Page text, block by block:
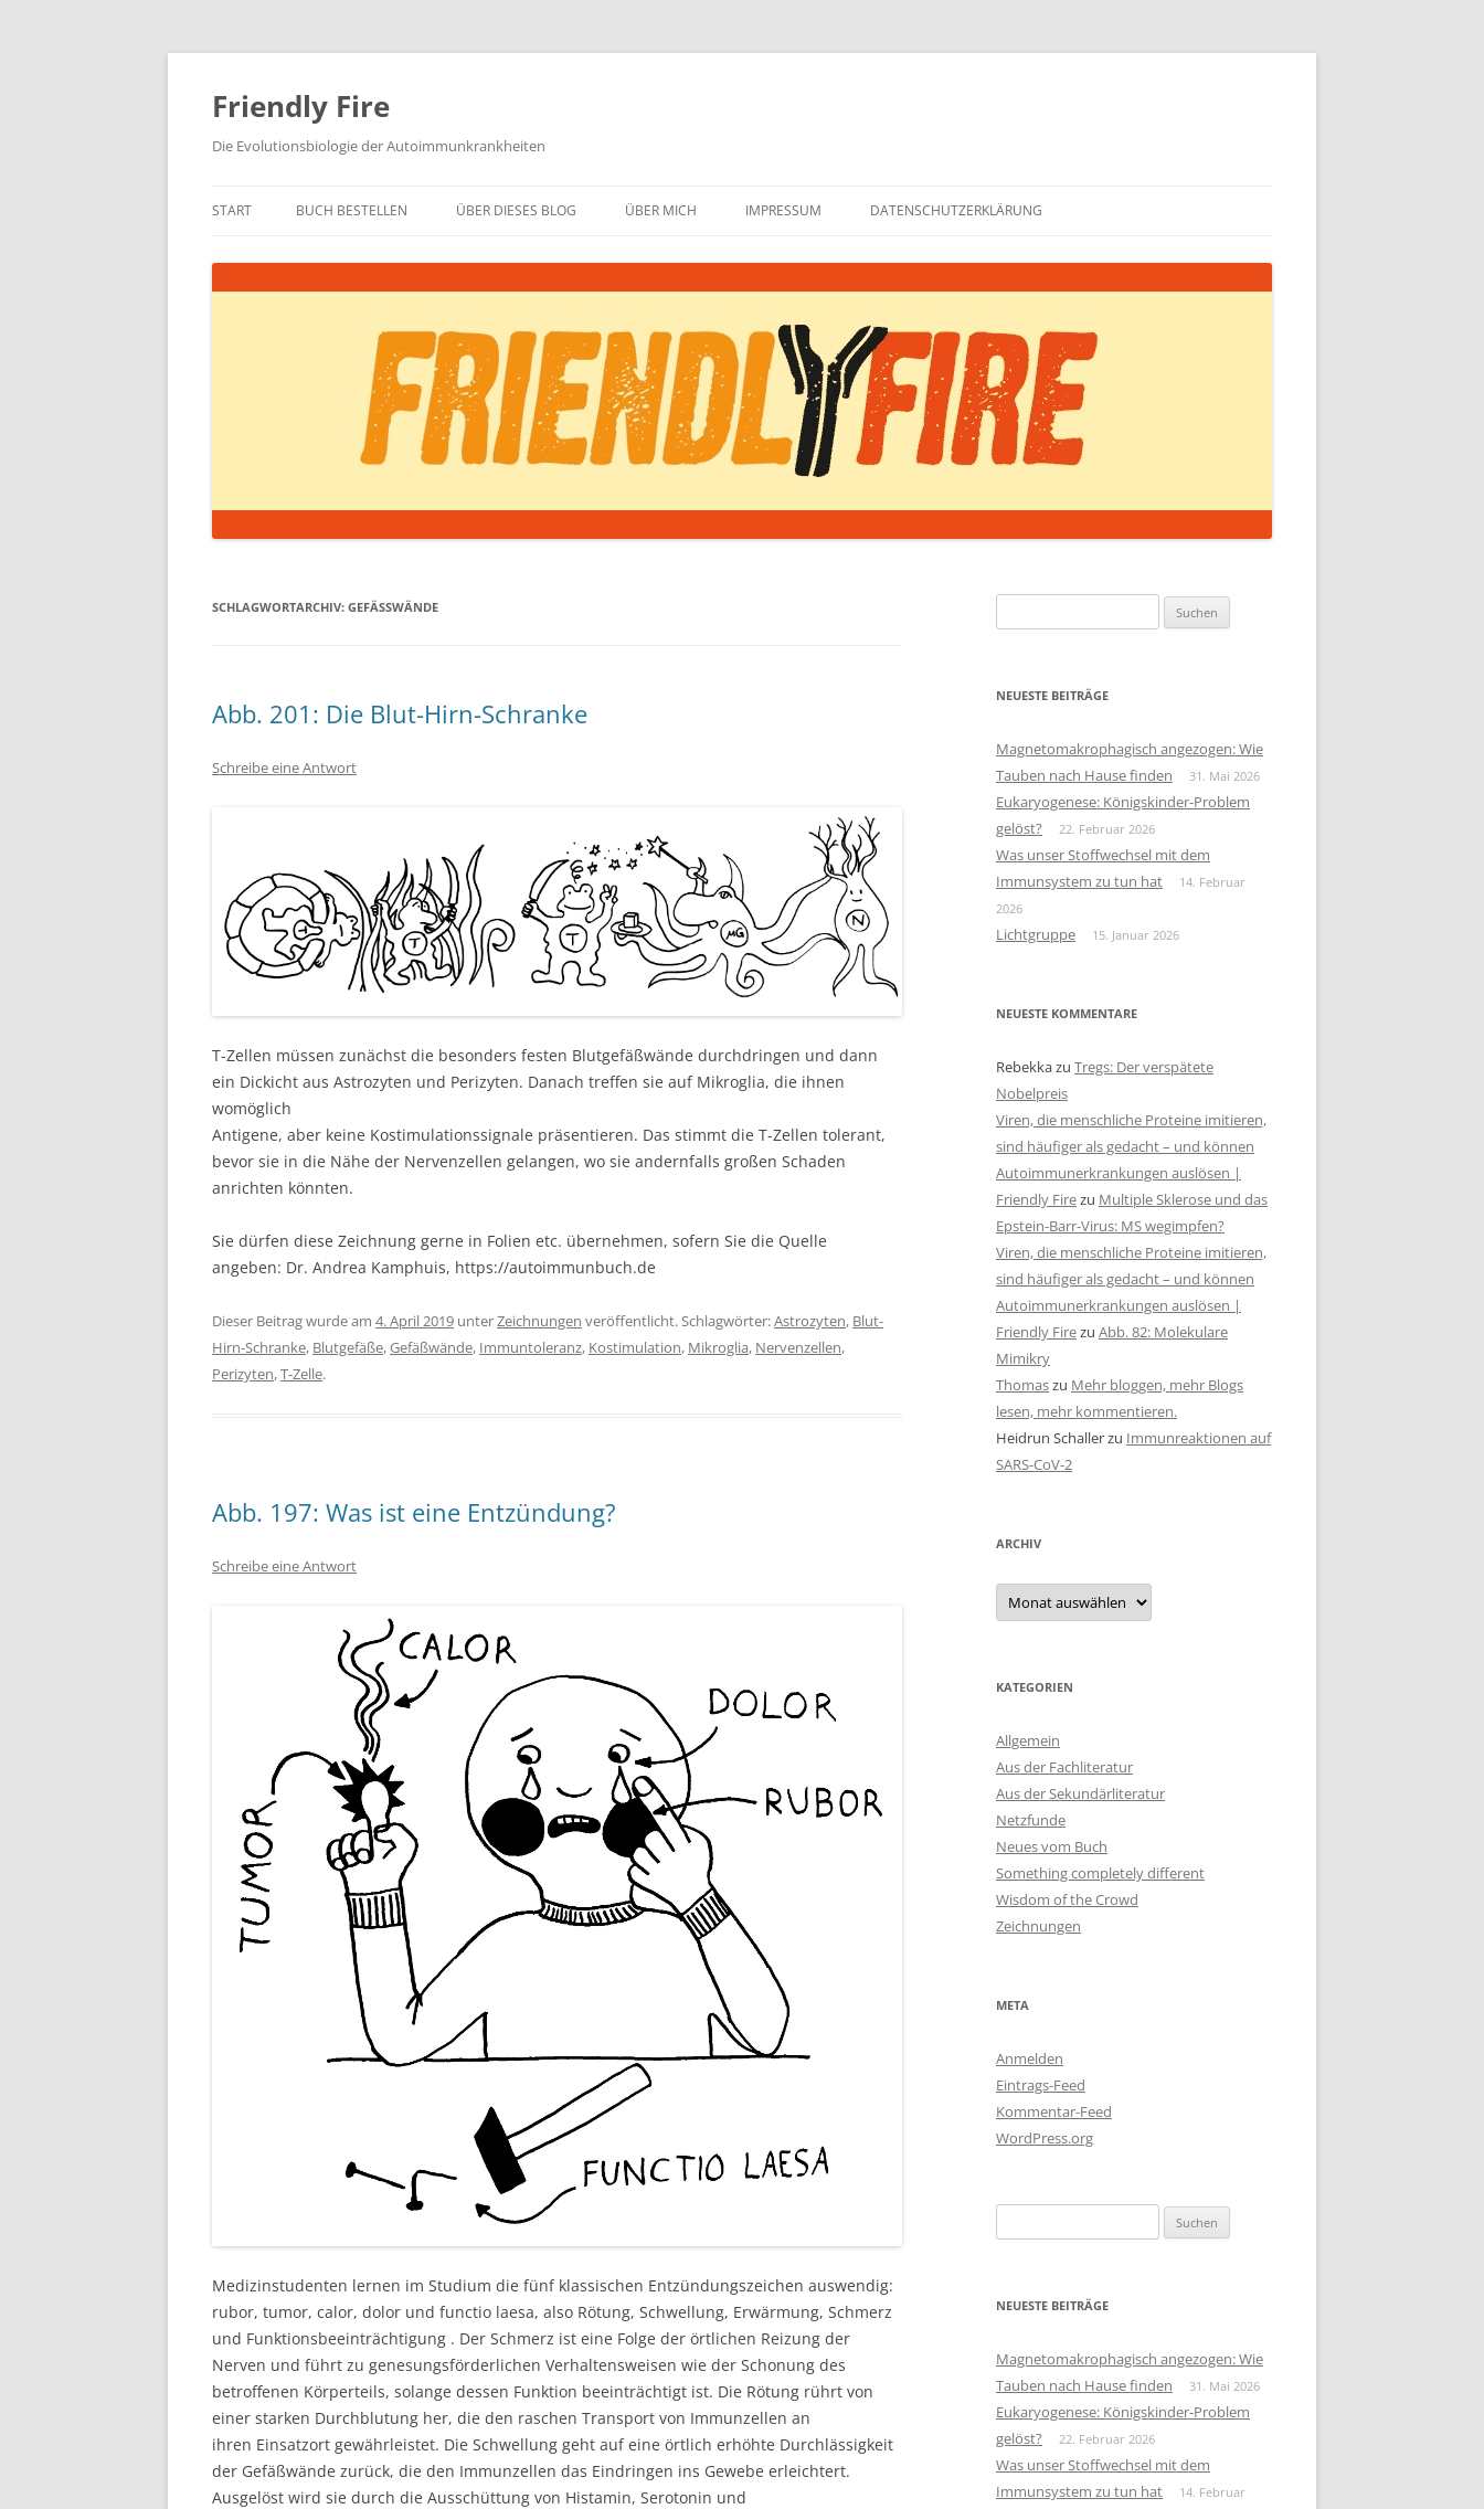
Zum
springen
Friendly Fire
Die Evolutionsbiologie der Autoimmunkrankheiten
START BUCH BESTELLEN ÜBER DIESES BLOG ÜBER MICH IMPRESSUM DATENSCHUTZERKLÄRUNG
SCHLAGWORTARCHIV: GEFÄSSWÄNDE
Abb. 201: Die Blut-Hirn-Schranke
Schreibe eine Antwort
T-Zellen müssen zunächst die besonders festen Blutgefäßwände durchdringen und dann
ein Dickicht aus Astrozyten und Perizyten. Danach treffen sie auf Mikroglia, die ihnen
womöglich
Antigene, aber keine Kostimulationssignale präsentieren. Das stimmt die T-Zellen tolerant,
bevor sie in die Nähe der Nervenzellen gelangen, wo sie andernfalls großen Schaden
anrichten könnten.
Sie dürfen diese Zeichnung gerne in Folien etc. übernehmen, sofern Sie die Quelle
angeben: Dr. Andrea Kamphuis, https://autoimmunbuch.de
Dieser Beitrag wurde am 4. April 2019 unterZeichnungen veröffentlicht. Schlagwörter:Astrozyten, Blut-
Hirn-Schranke, Blutgefäße,Gefäßwände, Immuntoleranz, Kostimulation, Mikroglia, Nervenzellen,
Perizyten,T-Zelle.
Abb. 197: Was ist eine Entzündung?
Schreibe eine Antwort
Medizinstudenten lernen im Studium die fünf klassischen Entzündungszeichen auswendig:
rubor, tumor, calor, dolor und functio laesa, also Rötung, Schwellung, Erwärmung, Schmerz
und Funktionsbeeinträchtigung . Der Schmerz ist eine Folge der örtlichen Reizung der
Nerven und führt zu genesungsförderlichen Verhaltensweisen wie der Schonung des
betroffenen Körperteils, solange dessen Funktion beeinträchtigt ist. Die Rötung rührt von
einer starken Durchblutung her, die den raschen Transport von Immunzellen an
ihren Einsatzort gewährleistet. Die Schwellung geht auf eine örtlich erhöhte Durchlässigkeit
der Gefäßwände zurück, die den Immunzellen das Eindringen ins Gewebe erleichtert.
Ausgelöst wird sie durch die Ausschüttung von Histamin, Serotonin und
nach:
NEUESTE BEITRÄGE
Magnetomakrophagisch angezogen: Wie
Tauben nach Hause finden
31. Mai 2026
Eukaryogenese: Königskinder-Problem
gelöst?
22. Februar 2026
Was unser Stoffwechsel mit dem
Immunsystem zu tun hat
14. Februar
2026
Lichtgruppe 15. Januar 2026
NEUESTE KOMMENTARE
Rebekkazu Tregs: Der verspätete
Nobelpreis
Viren, die menschliche Proteine imitieren,
sind häufiger als gedacht – und können
Autoimmunerkrankungen auslösen |
Friendly Firezu Multiple Sklerose und das
Epstein-Barr-Virus: MS wegimpfen?
Viren, die menschliche Proteine imitieren,
sind häufiger als gedacht – und können
Autoimmunerkrankungen auslösen |
Friendly Firezu Abb. 82: Molekulare
Mimikry
Thomaszu Mehr bloggen, mehr Blogs
lesen, mehr kommentieren.
Heidrun Schallerzu Immunreaktionen auf
SARS-CoV-2
ARCHIV
Archiv
KATEGORIEN
Allgemein
Aus der Fachliteratur
Aus der Sekundärliteratur
Netzfunde
Neues vom Buch
Something completely different
Wisdom of the Crowd
Zeichnungen
META
Anmelden
Eintrags-Feed
Kommentar-Feed
WordPress.org
nach:
NEUESTE BEITRÄGE
Magnetomakrophagisch angezogen: Wie
Tauben nach Hause finden
31. Mai 2026
Eukaryogenese: Königskinder-Problem
gelöst?
22. Februar 2026
Was unser Stoffwechsel mit dem
Immunsystem zu tun hat
14. Februar